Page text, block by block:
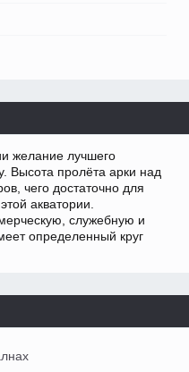
желание лучшего
Высота пролёта арки над
чего достаточно для
акватории.
служебную и
определенный круг